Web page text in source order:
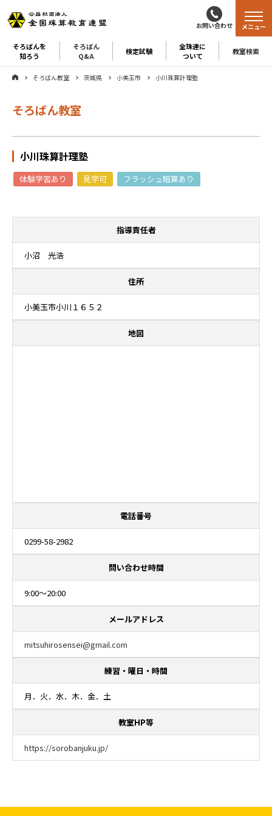
お問い合わせ
そろばんを
知ろう
そろばん
Q&A
検定試験
全珠連に
ついて
教室検索
メニュー
そろばん教室 茨城県 小美玉市 小川珠算計理塾
そろばん教室
小川珠算計理塾
体験学習あり 見学可 フラッシュ暗算あり
指導責任者
小沼 光浩
住所
小美玉市小川１６５２
地図
電話番号
0299-58-2982
問い合わせ時間
9:00～20:00
メールアドレス
mitsuhirosensei@gmail.com
練習・曜日・時間
月．火．水．木．金．土
教室HP等
https://sorobanjuku.jp/